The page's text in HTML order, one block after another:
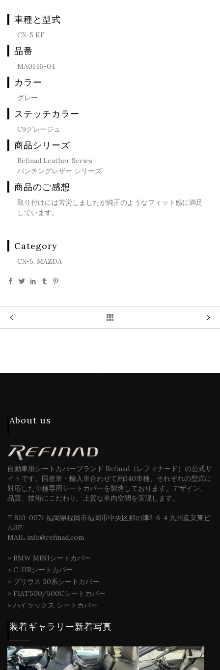
車種と型式
CX-5 KF
品番
MA0146-04
カラー
グレー
ステッチカラー
C9グレージュ
商品シリーズ
Refinad Leather Series
パンチングレザー シリーズ
商品のご感想
取り付けには苦労しましたが純正のようなフィット感に満足
しています。
Category
CX-5, MAZDA
About us
自動車用シートカバーブランド Refinad（レフィナード）の公式サ
イトです。国産車・輸入車合わせて約340車種、それぞれの型式に
対応した車種専用シートカバーを製造しております。デザイン、
品質、技術にこだわり、上質な車内空間を実現します。
〒810-0071 福岡県福岡市福岡市中央区那の津2-6-4 九州産業東ビ
ル3F
MAIL info@refinad.com
> BMW MINIシートカバー
> C-HRシートカバー
> プリウス 50系シートカバー
> FIAT500/500Cシートカバー
> ハイラックス シートカバー
装着ギャラリー新着写真